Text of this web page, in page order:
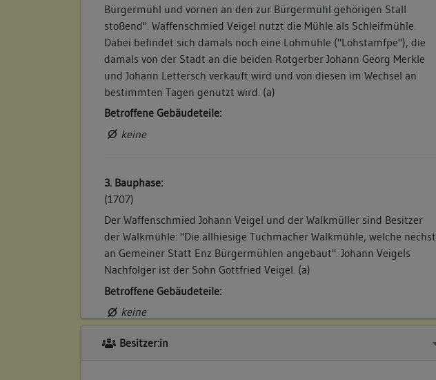
Bürgermühl und vornen an den zur Bürgermühl gehörigen Stall
stoßend". Waffenschmied Veigel nutzt die Mühle als Schleifmühle.
Dabei befindet sich damals noch eine Lohmühle ("Lohstamfpe"), die
damals von der Stadt an die beiden Rotgerber Johann Georg Merkle
und Johann Lettersch verkauft wird und von diesen im Wechsel an
bestimmten Tagen genutzt wird. (a)
Betroffene Gebäudeteile:
keine
3. Bauphase:
(1707)
Der Waffenschmied Johann Veigel und der Walkmüller sind Besitzer
der Walkmühle: "Die allhiesige Tuchmacher Walkmühle, welche nechst
an Gemeiner Statt Enz Bürgermühlen angebaut". Johann Veigels
Nachfolger ist der Sohn Gottfried Veigel. (a)
Betroffene Gebäudeteile:
keine
Besitzer:in